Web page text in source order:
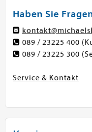
Haben Sie
089 / 23225 400
089 / 23225 300
Service & Kontakt